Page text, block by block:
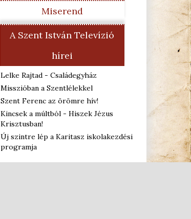
Miserend
A Szent István Televízió
hírei
Lelke Rajtad - Családegyház
Misszióban a Szentlélekkel
Szent Ferenc az örömre hív!
Kincsek a múltból - Hiszek Jézus
Krisztusban!
Új szintre lép a Karitasz iskolakezdési
programja